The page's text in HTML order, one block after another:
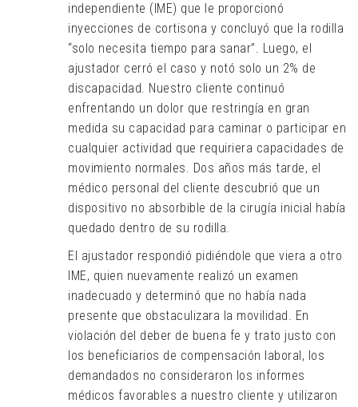
independiente (IME) que le proporcionó
inyecciones de cortisona y concluyó que la rodilla
“solo necesita tiempo para sanar”. Luego, el
ajustador cerró el caso y notó solo un 2% de
discapacidad. Nuestro cliente continuó
enfrentando un dolor que restringía en gran
medida su capacidad para caminar o participar en
cualquier actividad que requiriera capacidades de
movimiento normales. Dos años más tarde, el
médico personal del cliente descubrió que un
dispositivo no absorbible de la cirugía inicial había
quedado dentro de su rodilla.
El ajustador respondió pidiéndole que viera a otro
IME, quien nuevamente realizó un examen
inadecuado y determinó que no había nada
presente que obstaculizara la movilidad. En
violación del deber de buena fe y trato justo con
los beneficiarios de compensación laboral, los
demandados no consideraron los informes
médicos favorables a nuestro cliente y utilizaron